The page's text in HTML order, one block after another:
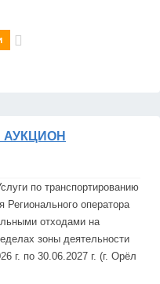
по транспортированию
оператора
отходами на
зоны деятельности
г. по 30.06.2027 г. (г. Орёл